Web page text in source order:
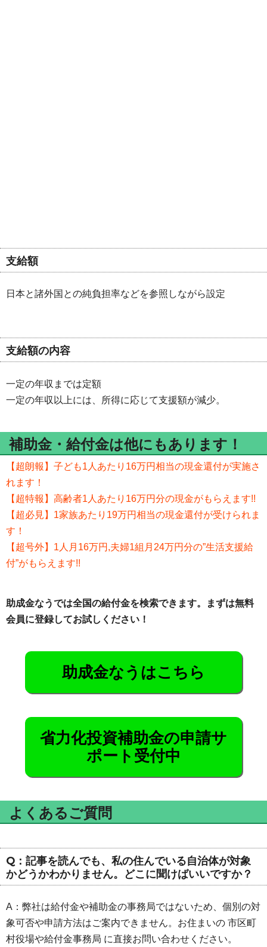
支給額
日本と諸外国との純負担率などを参照しながら設定
支給額の内容
一定の年収までは定額
一定の年収以上には、所得に応じて支援額が減少。
補助金・給付金は他にもあります！
【超朗報】子ども1人あたり16万円相当の現金還付が実施さ
れます！
【超特報】高齢者1人あたり16万円分の現金がもらえます!!
【超必見】1家族あたり19万円相当の現金還付が受けられま
す！
【超号外】1人月16万円,夫婦1組月24万円分の”生活支援給
付”がもらえます!!
助成金なうでは全国の給付金を検索できます。まずは無料
会員に登録してお試しください！
助成金なうはこちら
省力化投資補助金の申請サ
ポート受付中
よくあるご質問
Q：記事を読んでも、私の住んでいる自治体が対象
かどうかわかりません。どこに聞けばいいですか？
A：弊社は給付金や補助金の事務局ではないため、個別の対
象可否や申請方法はご案内できません。お住まいの 市区町
村役場や給付金事務局 に直接お問い合わせください。